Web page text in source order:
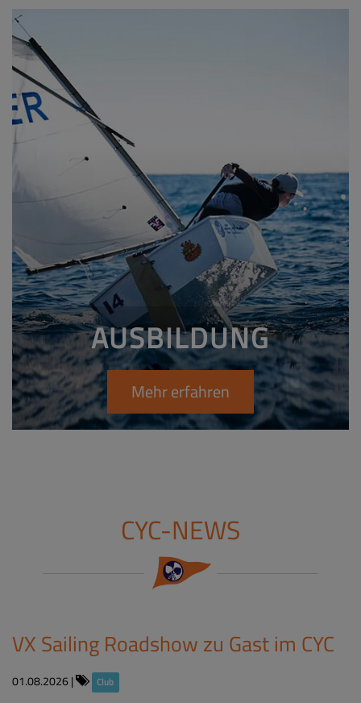
AUSBILDUNG
Mehr erfahren
CYC-NEWS
VX Sailing Roadshow zu Gast im CYC​
01.08.2026| Club